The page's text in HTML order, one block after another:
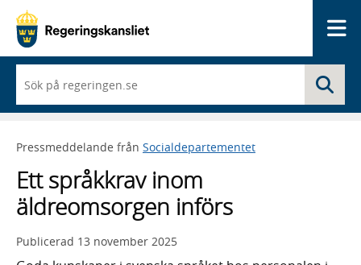
du
börjar
skriva
framträder
lista
med
sökförslag
Pressmeddelande från Socialdepartementet
Ett språkkrav inom
äldreomsorgen införs
Publicerad 13 november 2025